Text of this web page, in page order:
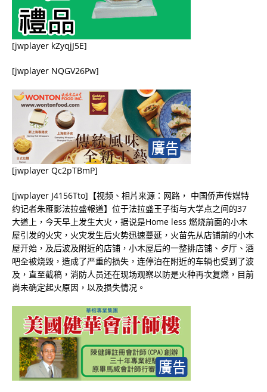
[jwplayer kZyqjJ5E]
[jwplayer NQGV26Pw]
[jwplayer Qc2pTBmP]
[jwplayer J4156Tto]【视频、相片来源：网路， 中国侨声传媒特
约记者朱雁影法拉盛報道】位于法拉盛王子街与大学点之间的37
大道上，今天早上发生大火，据说是Home less 燃烧前面的小木
屋引发的火灾，火灾发生后火势迅速蔓延，火苗先从店铺前的小木
屋开始，及后波及附近的店铺，小木屋后的一整排店铺、歺厅、酒
吧全被烧毁，造成了严重的损失，连停泊在附近的车辆也受到了波
及，直至截稿，消防人员还在现场观察以防是火种再次复燃，目前
尚未确定起火原因，以及损失情况。